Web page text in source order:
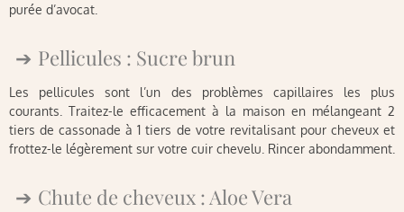
purée d’avocat.
Pellicules : Sucre brun
Les pellicules sont l’un des problèmes capillaires les plus
courants. Traitez-le efficacement à la maison en mélangeant 2
tiers de cassonade à 1 tiers de votre revitalisant pour cheveux et
frottez-le légèrement sur votre cuir chevelu. Rincer abondamment.
Chute de cheveux : Aloe Vera